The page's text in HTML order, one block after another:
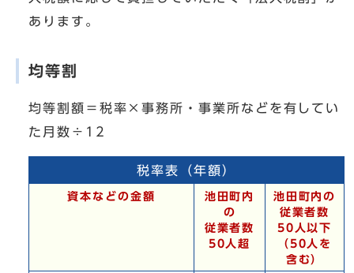
あります。
均等割
均等割額＝税率×事務所・事業所などを有してい
た月数÷12
税率表（年額）
資本などの金額
池田町内
の
従業者数
50人超
池田町内の
従業者数
50人以下
（50人を
含む）